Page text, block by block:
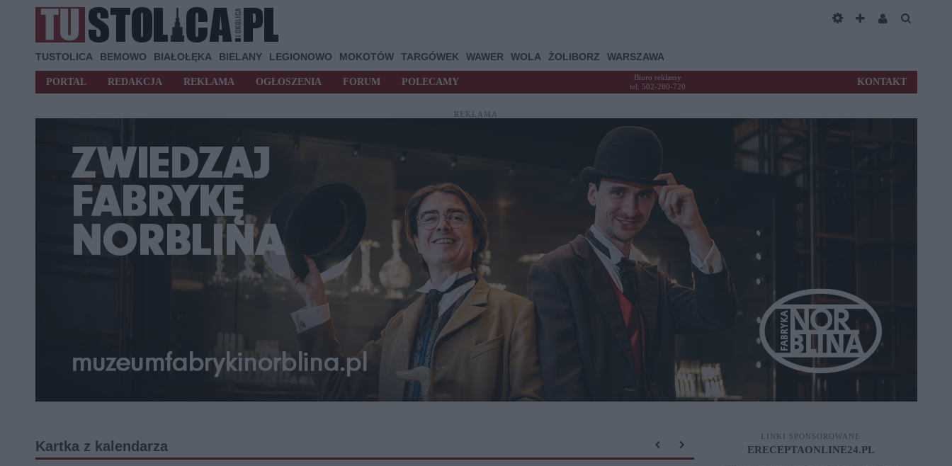
TUSTOLICA BEMOWO BIAŁOŁĘKA BIELANY LEGIONOWO MOKOTÓW TARGÓWEK WAWER WOLA ŻOLIBORZ WARSZAWA
PORTAL REDAKCJA REKLAMA OGŁOSZENIA FORUM POLECAMY
Biuro reklamy
tel. 502-280-720
KONTAKT
REKLAMA
Kartka z kalendarza
LINKI SPONSOROWANE
ERECEPTAONLINE24.PL